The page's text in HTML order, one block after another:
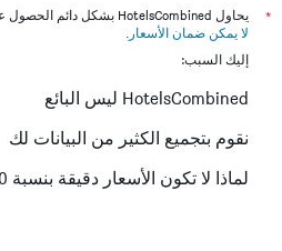
*
يحاول HotelsCombined بشكل دائم الحصول على الأسعار الدقيقة، ولكن
لا يمكن ضمان الأسعار .
إليك السبب:
HotelsCombined ليس البائع
نقوم بتجميع الكثير من البيانات لك
لماذا لا تكون الأسعار دقيقة بنسبة 100٪؟